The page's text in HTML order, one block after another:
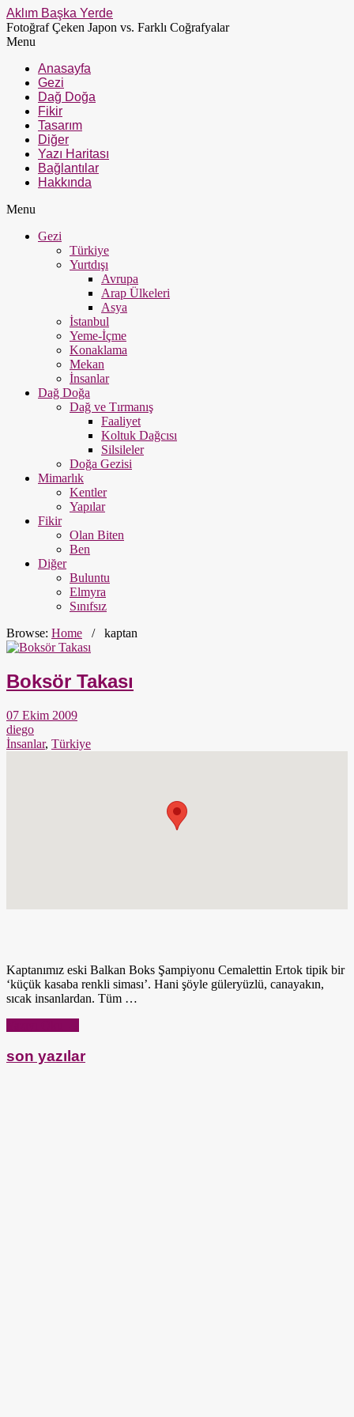
Aklım Başka Yerde
Fotoğraf Çeken Japon vs. Farklı Coğrafyalar
Menu
Anasayfa
Gezi
Dağ Doğa
Fikir
Tasarım
Diğer
Yazı Haritası
Bağlantılar
Hakkında
Menu
Gezi
Türkiye
Yurtdışı
Avrupa
Arap Ülkeleri
Asya
İstanbul
Yeme-İçme
Konaklama
Mekan
İnsanlar
Dağ Doğa
Dağ ve Tırmanış
Faaliyet
Koltuk Dağcısı
Silsileler
Doğa Gezisi
Mimarlık
Kentler
Yapılar
Fikir
Olan Biten
Ben
Diğer
Buluntu
Elmyra
Sınıfsız
Browse: Home / kaptan
Boksör Takası
07 Ekim 2009
diego
İnsanlar, Türkiye
Kaptanımız eski Balkan Boks Şampiyonu Cemalettin Ertok tipik bir
‘küçük kasaba renkli siması’. Hani şöyle güleryüzlü, canayakın,
sıcak insanlardan. Tüm …
son yazılar